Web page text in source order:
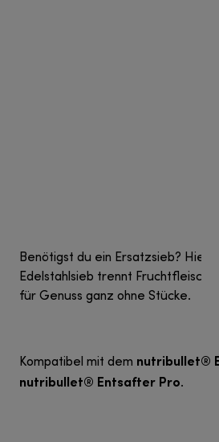
Benötigst du ein Ersatzsieb? Hier
Edelstahlsieb trennt Fruchtfleisch
für Genuss ganz ohne Stücke.
Kompatibel mit dem nutribullet®
nutribullet® Entsafter Pro.